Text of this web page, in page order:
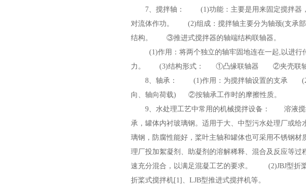
7、搅拌轴： (1)功能：主要是用来固定搅拌器，
对流体作功。 (2)组成：搅拌轴主要分为轴颈(支
结构。 ③推进式搅拌器的轴端结构联轴器。
(1)作用：将两个独立的轴牢固地连在一起,以进
力。 (3)结构形式： ①凸缘联轴器 ②夹壳
8、轴承： (1)作用：为搅拌轴设置的支承
向、轴向荷载) ②按轴承工作时的摩擦性质。
9、水处理工艺中常用的机械搅拌设备： 溶液
承，罐体内衬玻璃钢。适用于大、中型污水处理厂
璃钢，防腐性能好，桨叶主轴和罐体也可采用不锈钢
理厂投加絮凝剂、助凝剂的溶解稀释、混合及反应
速充分混合，以满足混凝工艺的要求。 (2)JBJ型折桨
折桨式搅拌机[1]、LJB型推进式搅拌机等。